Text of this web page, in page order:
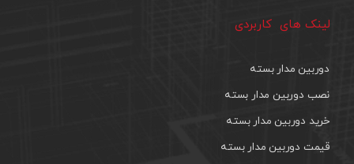
لینک های کاربردی
دوربین مدار بسته
نصب دوربین مدار بسته
خرید دوربین مدار بسته
قیمت دوربین مدار بسته